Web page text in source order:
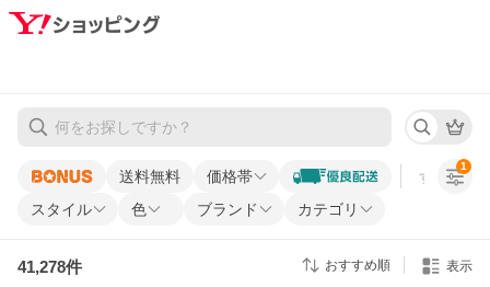
送料無料 価格帯 すべての条
スタイル 色 ブランド カテゴリ
1
41,278件 おすすめ順 表示